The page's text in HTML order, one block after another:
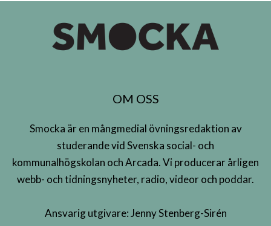
OM OSS
Smocka är en mångmedial övningsredaktion av
studerande vid Svenska social- och
kommunalhögskolan och Arcada. Vi producerar årligen
webb- och tidningsnyheter, radio, videor och poddar.
Ansvarig utgivare: Jenny Stenberg-Sirén